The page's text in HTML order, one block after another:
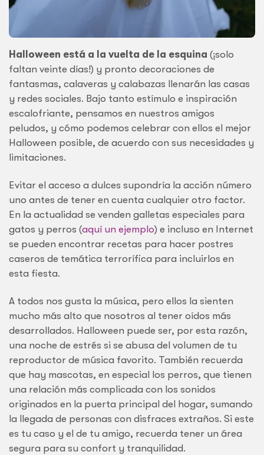
Halloween está a la vuelta de la esquina (¡solo
faltan veinte días!) y pronto decoraciones de
fantasmas, calaveras y calabazas llenarán las casas
y redes sociales. Bajo tanto estímulo e inspiración
escalofriante, pensamos en nuestros amigos
peludos, y cómo podemos celebrar con ellos el mejor
Halloween posible, de acuerdo con sus necesidades y
limitaciones.
Evitar el acceso a dulces supondría la acción número
uno antes de tener en cuenta cualquier otro factor.
En la actualidad se venden galletas especiales para
gatos y perros (aquí un ejemplo) e incluso en Internet
se pueden encontrar recetas para hacer postres
caseros de temática terrorífica para incluirlos en
esta fiesta.
A todos nos gusta la música, pero ellos la sienten
mucho más alto que nosotros al tener oídos más
desarrollados. Halloween puede ser, por esta razón,
una noche de estrés si se abusa del volumen de tu
reproductor de música favorito. También recuerda
que hay mascotas, en especial los perros, que tienen
una relación más complicada con los sonidos
originados en la puerta principal del hogar, sumando
la llegada de personas con disfraces extraños. Si este
es tu caso y el de tu amigo, recuerda tener un área
segura para su confort y tranquilidad.